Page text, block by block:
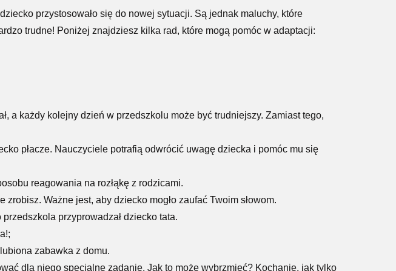
przystosowało się do nowej sytuacji. Są jednak maluchy, które
trudne! Poniżej znajdziesz kilka rad, które mogą pomóc w adaptacji:
a każdy kolejny dzień w przedszkolu może być trudniejszy. Zamiast tego,
płacze. Nauczyciele potrafią odwrócić uwagę dziecka i pomóc mu się
reagowania na rozłąkę z rodzicami.
Ważne jest, aby dziecko mogło zaufać Twoim słowom.
przyprowadzał dziecko tata.
zabawka z domu.
dla niego specjalne zadanie. Jak to może wybrzmieć? Kochanie, jak tylko